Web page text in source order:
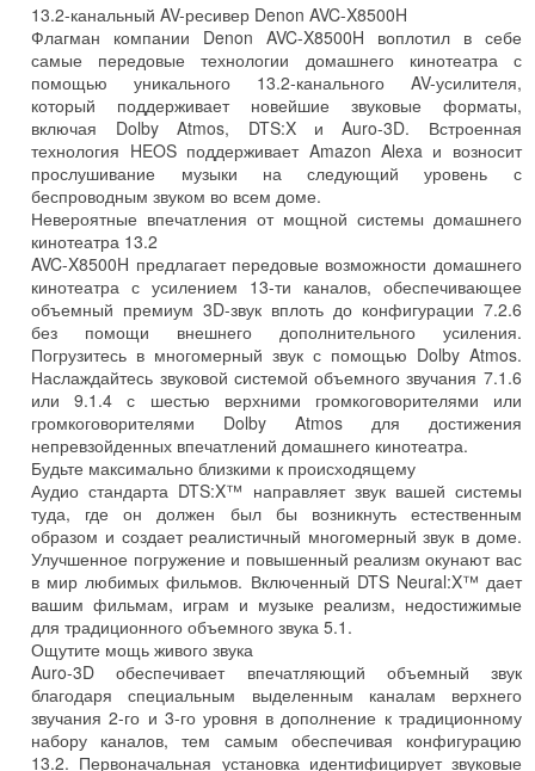
13.2-канальный AV-ресивер Denon AVC-X8500H
Флагман компании Denon AVC-X8500H воплотил в себе
самые передовые технологии домашнего кинотеатра с
помощью уникального 13.2-канального AV-усилителя,
который поддерживает новейшие звуковые форматы,
включая Dolby Atmos, DTS:X и Auro-3D. Встроенная
технология HEOS поддерживает Amazon Alexa и возносит
прослушивание музыки на следующий уровень с
беспроводным звуком во всем доме.
Невероятные впечатления от мощной системы домашнего
кинотеатра 13.2
AVC-X8500H предлагает передовые возможности домашнего
кинотеатра с усилением 13-ти каналов, обеспечивающее
объемный премиум 3D-звук вплоть до конфигурации 7.2.6
без помощи внешнего дополнительного усиления.
Погрузитесь в многомерный звук с помощью Dolby Atmos.
Наслаждайтесь звуковой системой объемного звучания 7.1.6
или 9.1.4 с шестью верхними громкоговорителями или
громкоговорителями Dolby Atmos для достижения
непревзойденных впечатлений домашнего кинотеатра.
Будьте максимально близкими к происходящему
Аудио стандарта DTS:X™ направляет звук вашей системы
туда, где он должен был бы возникнуть естественным
образом и создает реалистичный многомерный звук в доме.
Улучшенное погружение и повышенный реализм окунают вас
в мир любимых фильмов. Включенный DTS Neural:X™ дает
вашим фильмам, играм и музыке реализм, недостижимые
для традиционного объемного звука 5.1.
Ощутите мощь живого звука
Auro-3D обеспечивает впечатляющий объемный звук
благодаря специальным выделенным каналам верхнего
звучания 2-го и 3-го уровня в дополнение к традиционному
набору каналов, тем самым обеспечивая конфигурацию
13.2. Первоначальная установка идентифицирует звуковые